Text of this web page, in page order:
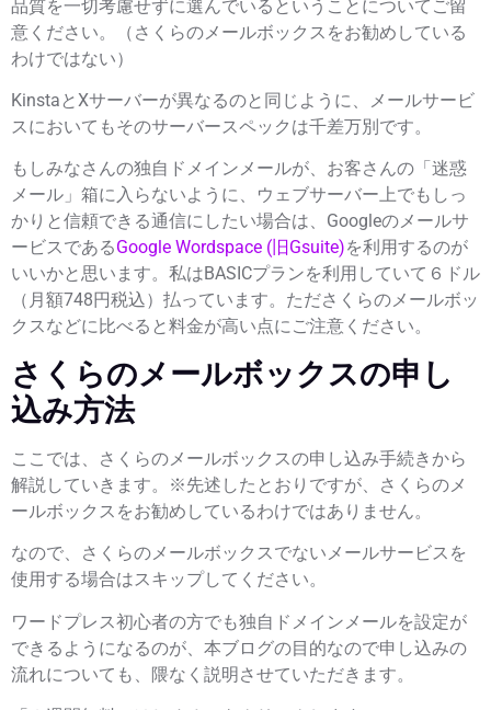
品質を一切考慮せずに選んでいるということについてご留
意ください。（さくらのメールボックスをお勧めしている
わけではない）
KinstaとXサーバーが異なるのと同じように、メールサービ
スにおいてもそのサーバースペックは千差万別です。
もしみなさんの独自ドメインメールが、お客さんの「迷惑
メール」箱に入らないように、ウェブサーバー上でもしっ
かりと信頼できる通信にしたい場合は、Googleのメールサ
ービスであるGoogle Wordspace (旧Gsuite)を利用するのが
いいかと思います。私はBASICプランを利用していて６ドル
（月額748円税込）払っています。たださくらのメールボッ
クスなどに比べると料金が高い点にご注意ください。
さくらのメールボックスの申し
込み方法
ここでは、さくらのメールボックスの申し込み手続きから
解説していきます。※先述したとおりですが、さくらのメ
ールボックスをお勧めしているわけではありません。
なので、
さくらのメールボックスでないメールサービスを
使用する場合はスキップしてください。
ワードプレス初心者の方でも独自ドメインメールを設定が
できるようになるのが、本ブログの目的なので申し込みの
流れについても、隈なく説明させていただきます。